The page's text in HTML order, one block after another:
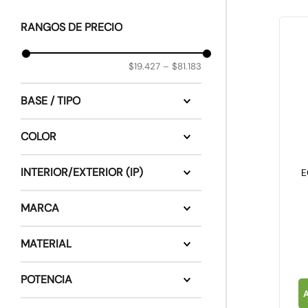
BASE / TIPO
COLOR
Plateado
INTERIOR/EXTERIOR (IP)
IP44
MARCA
PHILCO
MATERIAL
Aluminio
ABS
POTENCIA
RANGOS DE PRECIO
$19.427 – $81.183